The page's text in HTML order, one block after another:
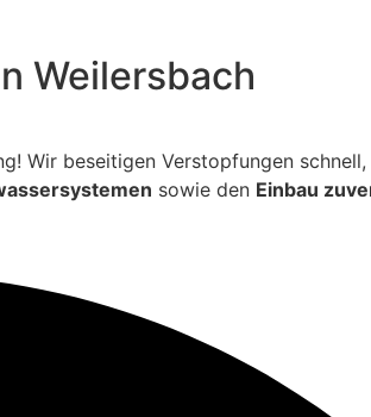
Weilersbach
Wir beseitigen Verstopfungen
sowie den Einbau